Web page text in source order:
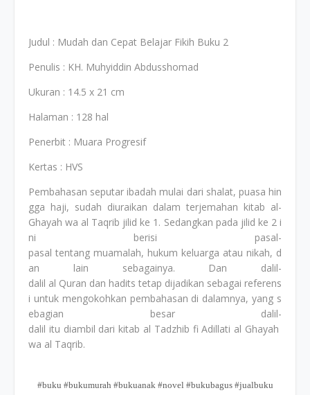
Judul : Mudah dan Cepat Belajar Fikih Buku 2
Penulis : KH. Muhyiddin Abdusshomad
Ukuran : 14.5 x 21 cm
Halaman : 128 hal
Penerbit : Muara Progresif
Kertas : HVS
Pembahasan seputar ibadah mulai dari shalat, puasa hin
gga haji, sudah diuraikan dalam terjemahan kitab al-
Ghayah wa al Taqrib jilid ke 1. Sedangkan pada jilid ke 2 i
ni berisi pasal-
pasal tentang muamalah, hukum keluarga atau nikah, d
an lain sebagainya. Dan dalil-
dalil al Quran dan hadits tetap dijadikan sebagai referens
i untuk mengokohkan pembahasan di dalamnya, yang s
ebagian besar dalil-
dalil itu diambil dari kitab al Tadzhib fi Adillati al Ghayah
wa al Taqrib.
#buku #bukumurah #bukuanak #novel #bukubagus #jualbuku